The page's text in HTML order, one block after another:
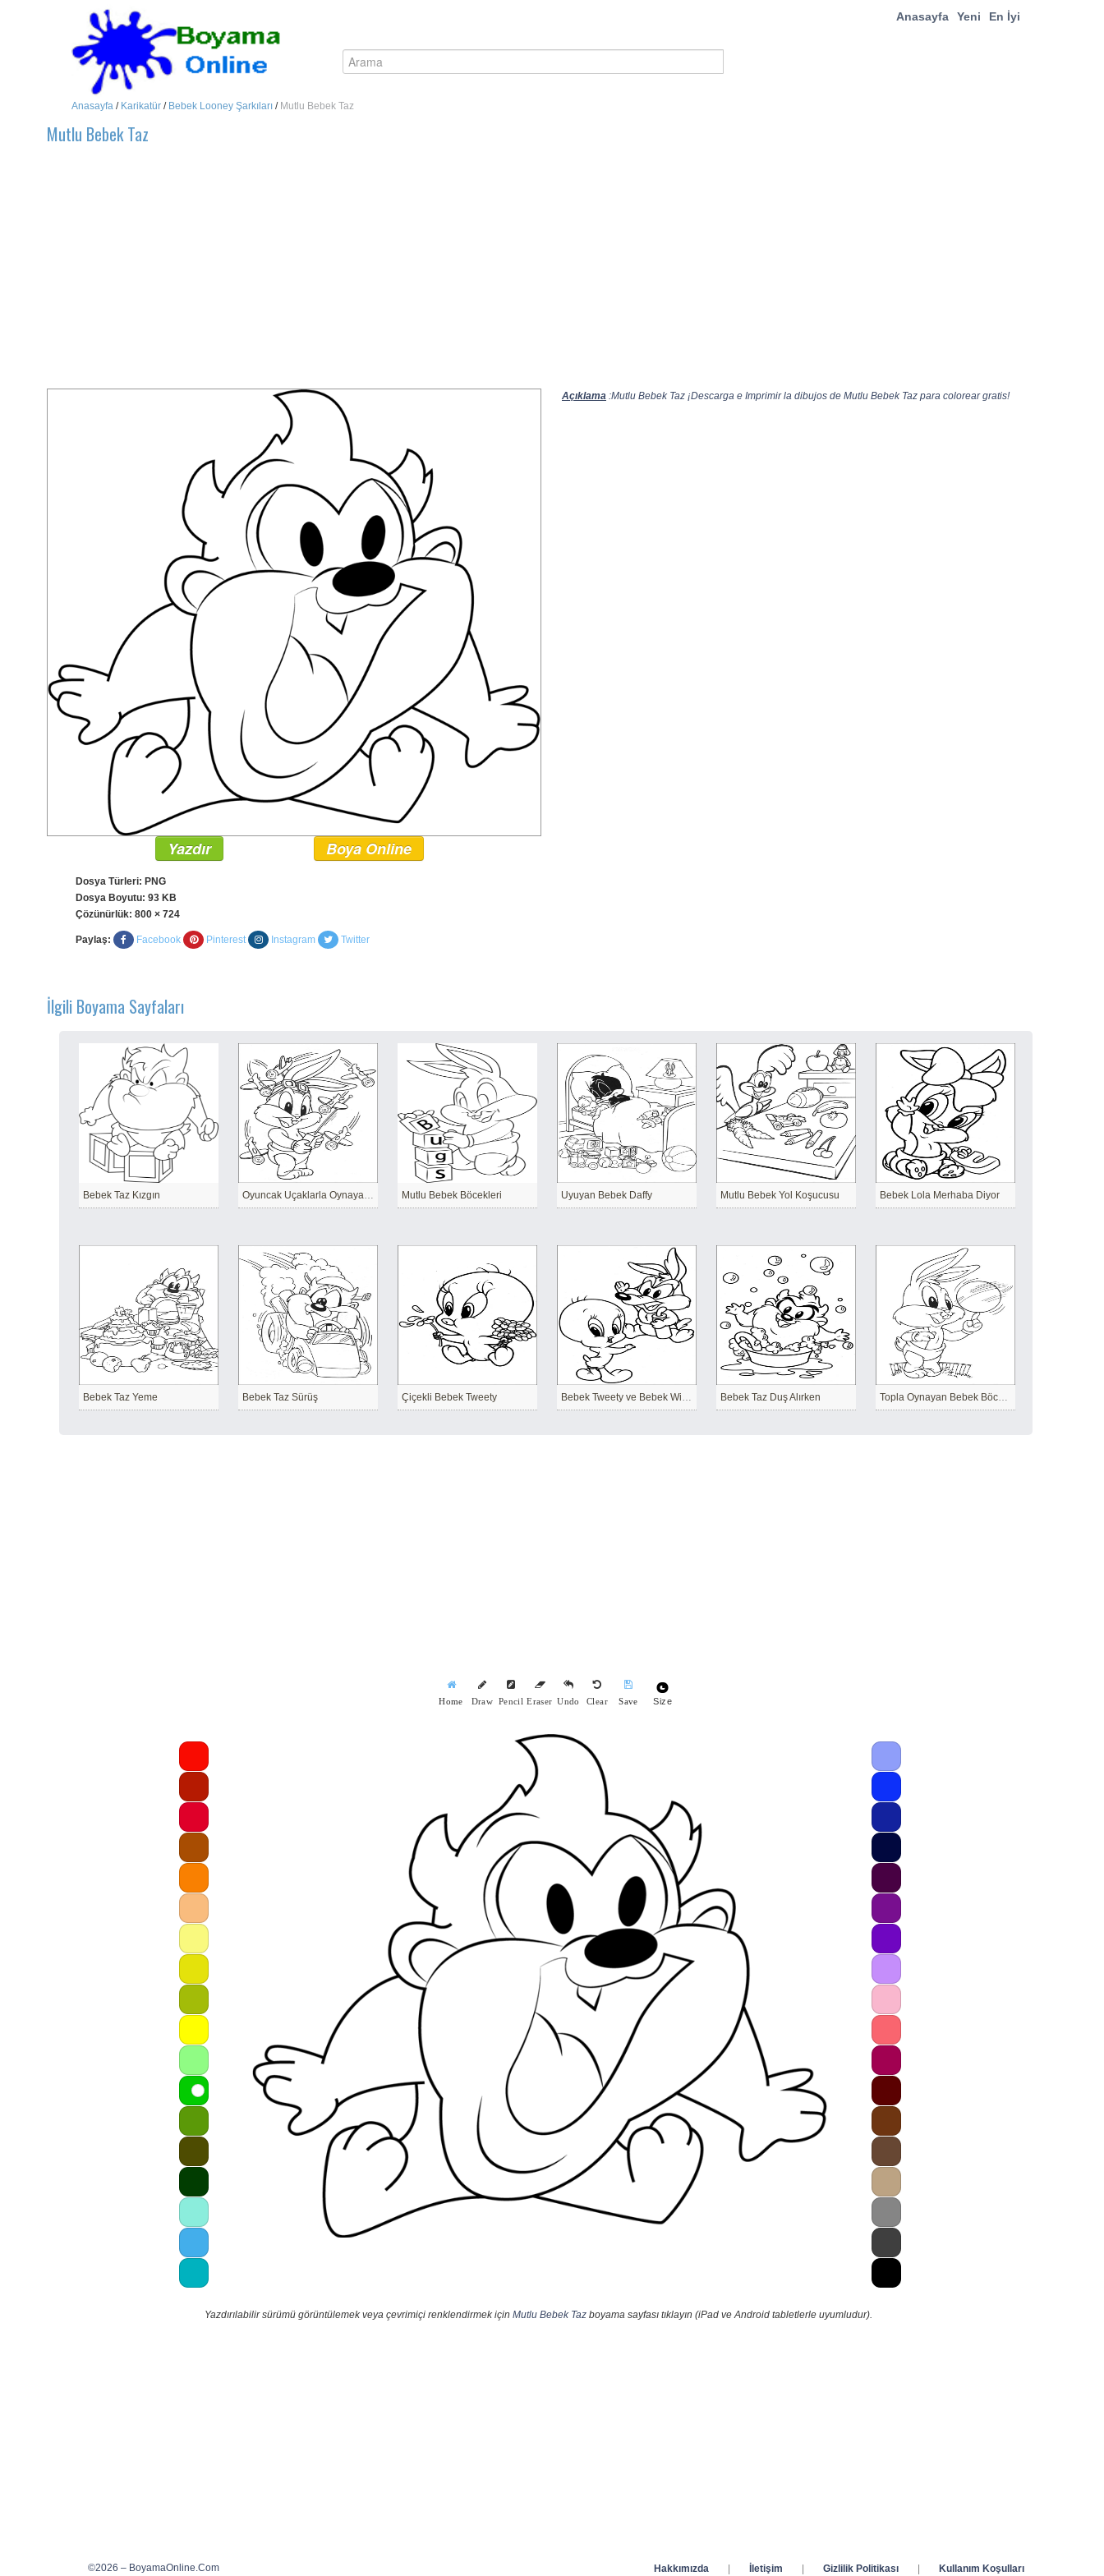
Anasayfa Yeni En İyi
Anasayfa / Karikatür / Bebek Looney Şarkıları / Mutlu Bebek Taz
Mutlu Bebek Taz
Açıklama :Mutlu Bebek Taz ¡Descarga e Imprimir la dibujos de Mutlu Bebek Taz para colorear gratis!
Yazdır Boya Online
Dosya Türleri: PNG
Dosya Boyutu: 93 KB
Çözünürlük: 800 × 724
Paylaş: Facebook Pinterest Instagram Twitter
İlgili Boyama Sayfaları
Bebek Taz Kızgın Oyuncak Uçaklarla Oynayan Bebek Böcekler Mutlu Bebek Böcekleri Uyuyan Bebek Daffy Mutlu Bebek Yol Koşucusu Bebek Lola Merhaba Diyor
Bebek Taz Yeme Bebek Taz Sürüş Çiçekli Bebek Tweety Bebek Tweety ve Bebek Wile E. Bebek Taz Duş Alırken Topla Oynayan Bebek Böcekler
Home Draw Pencil Eraser Undo Clear Save Size
Yazdırılabilir sürümü görüntülemek veya çevrimiçi renklendirmek için Mutlu Bebek Taz boyama sayfası tıklayın (iPad ve Android tabletlerle uyumludur).
©2026 – BoyamaOnline.Com Hakkımızda İletişim Gizlilik Politikası Kullanım Koşulları